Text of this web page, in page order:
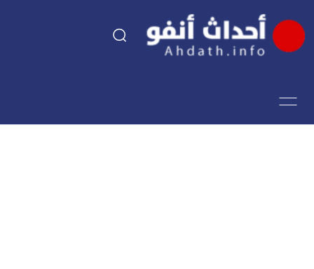
اقتصاد